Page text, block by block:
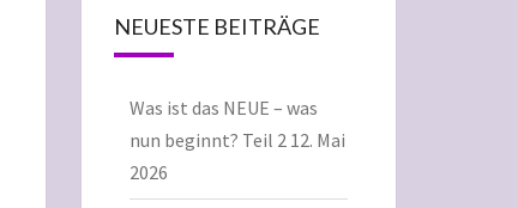
NEUESTE BEITRÄGE
Was ist das NEUE – was
nun beginnt? Teil 2 12. Mai
2026